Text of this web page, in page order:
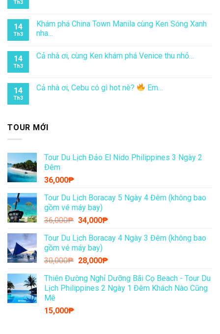
Nếu đã sẵn sàng cùng Ken chinh phục thiên đường Bali với
vô vàn điều kỳ thú, hoặc có nhu cầu đặt dịch vụ du lịch Bali,
hãy liên hệ với chúng tôi ngay qua
để được hỗ trợ nhanh chóng nhé!
Th3
14 Cả nhà ơi, em Ken mách nhỏ 5 tọa độ…
14
Th3
Khám phá China Town Manila cùng Ken Sóng Xanh
nha…
14
Th3
Cả nhà ơi, cùng Ken khám phá Venice thu nhỏ…
14
TOUR MỚI